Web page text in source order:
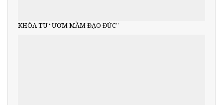
KHÓA TU “ƯƠM MẦM ĐẠO ĐỨC”